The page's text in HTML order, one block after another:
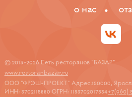
о нас
© 2013-2026 Сеть ресторанов "БАЗАР"
www.restoranbazar.ru
ООО "ФРЭШ-ПРОЕКТ" Адрес:150000,
ИНН: 3702115880 ОГРН: 1153702017534+7(960)